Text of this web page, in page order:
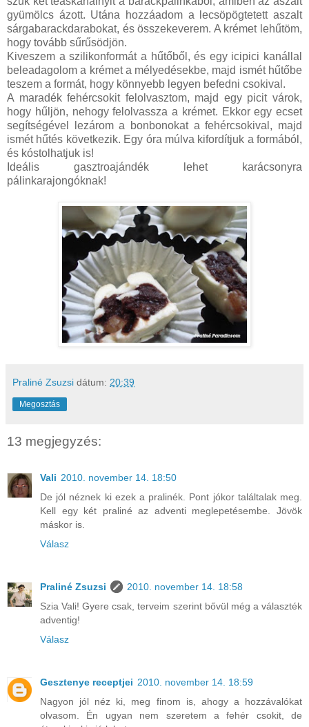
gyümölcs ázott. Utána hozzáadom a lecsöpögtetett aszalt
sárgabarackdarabokat, és összekeverem. A krémet lehűtöm,
hogy tovább sűrűsödjön.
Kiveszem a szilikonformát a hűtőből, és egy icipici kanállal
beleadagolom a krémet a mélyedésekbe, majd ismét hűtőbe
teszem a formát, hogy könnyebb legyen befedni csokival.
A maradék fehércsokit felolvasztom, majd egy picit várok,
hogy hűljön, nehogy felolvassza a krémet. Ekkor egy ecset
segítségével lezárom a bonbonokat a fehércsokival, majd
ismét hűtés következik. Egy óra múlva kifordítjuk a formából,
és kóstolhatjuk is!
Ideális gasztroajándék lehet karácsonyra
pálinkarajongóknak!
Praliné Zsuzsi dátum: 20:39
Megosztás
13 megjegyzés:
Vali 2010. november 14. 18:50
De jól néznek ki ezek a pralinék. Pont jókor találtalak meg.
Kell egy két praliné az adventi meglepetésembe. Jövök
máskor is.
Válasz
Praliné Zsuzsi
2010. november 14. 18:58
Szia Vali! Gyere csak, terveim szerint bővül még a választék
adventig!
Válasz
Gesztenye receptjei 2010. november 14. 18:59
Nagyon jól néz ki, meg finom is, ahogy a hozzávalókat
olvasom. Én ugyan nem szeretem a fehér csokit, de